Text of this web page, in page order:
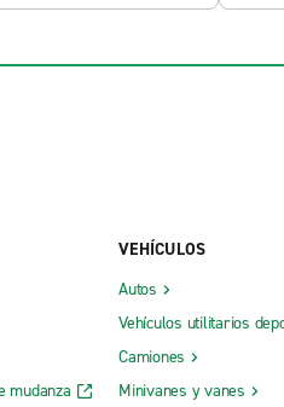
mudanza
VEHÍCULOS
Autos
Vehículos utilitarios
Camiones
Minivanes y vanes